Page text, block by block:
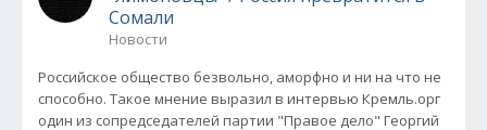
Сомали
Новости
Российское общество безвольно, аморфно и ни на что не
способно. Такое мнение выразил в интервью Кремль.орг
один из сопредседателей партии "Правое дело" Георгий